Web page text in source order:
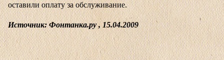
оставили оплату за обслуживание.
Источник: Фонтанка.ру , 15.04.2009